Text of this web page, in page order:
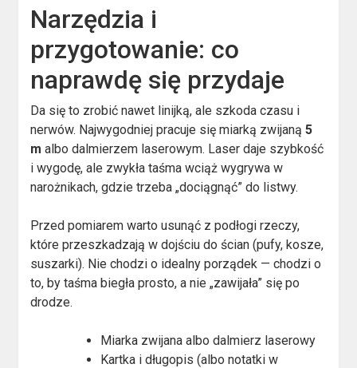
Narzędzia i
przygotowanie: co
naprawdę się przydaje
Da się to zrobić nawet linijką, ale szkoda czasu i
nerwów. Najwygodniej pracuje się miarką zwijaną5
m albo dalmierzem laserowym. Laser daje szybkość
i wygodę, ale zwykła taśma wciąż wygrywa w
narożnikach, gdzie trzeba „dociągnąć” do listwy.
Przed pomiarem warto usunąć z podłogi rzeczy,
które przeszkadzają w dojściu do ścian (pufy, kosze,
suszarki). Nie chodzi o idealny porządek — chodzi o
to, by taśma biegła prosto, a nie „zawijała” się po
drodze.
Miarka zwijana albo dalmierz laserowy
Kartka i długopis (albo notatki w